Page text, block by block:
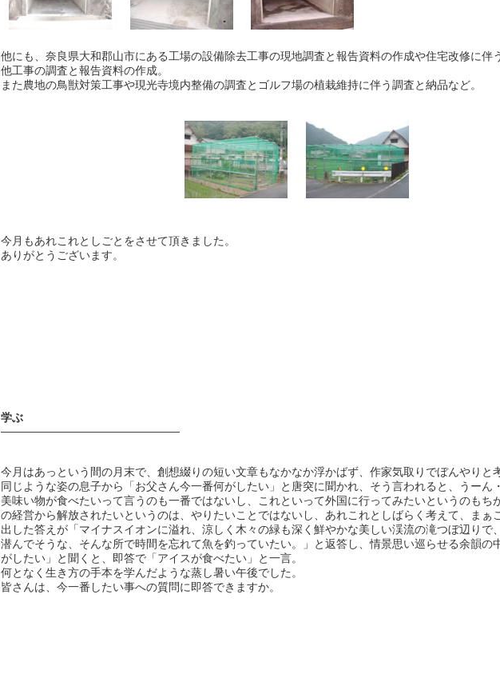
他にも、奈良県大和郡山市にある工場の設備除去工事の現地調査と報告資料の作成や住宅改修に伴
他工事の調査と報告資料の作成。
また農地の鳥獣対策工事や現光寺境内整備の調査とゴルフ場の植栽維持に伴う調査と納品など。
今月もあれこれとしごとをさせて頂きました。
ありがとうございます。
学ぶ
————————————————
今月はあっという間の月末で、創想綴りの短い文章もなかなか浮かばず、作家気取りでぼんやりと
同じような姿の息子から「お父さん今一番何がしたい」と唐突に聞かれ、そう言われると、うーん
美味い物が食べたいって言うのも一番ではないし、これといって外国に行ってみたいというのもち
の経営から解放されたいというのは、やりたいことではないし、あれこれとしばらく考えて、まぁ
出した答えが「マイナスイオンに溢れ、涼しく木々の緑も深く鮮やかな美しい渓流の滝つぼ辺りで
潜んでそうな、そんな所で時間を忘れて魚を釣っていたい。」と返答し、情景思い巡らせる余韻の
がしたい」と聞くと、即答で「アイスが食べたい」と一言。
何となく生き方の手本を学んだような蒸し暑い午後でした。
皆さんは、今一番したい事への質問に即答できますか。